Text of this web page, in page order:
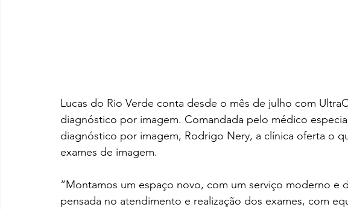
Lucas do Rio Verde conta desde o mês de julho com
diagnóstico por imagem. Comandada pelo médico
diagnóstico por imagem, Rodrigo Nery, a clínica oferta o
exames de imagem.
“Montamos um espaço novo, com um serviço moderno e
pensada no atendimento e realização dos exames, com